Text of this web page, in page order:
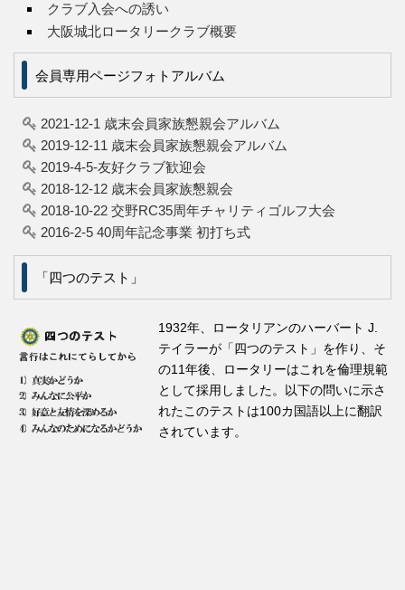
クラブ入会への誘い
大阪城北ロータリークラブ概要
会員専用ページフォトアルバム
2021-12-1 歳末会員家族懇親会アルバム
2019-12-11 歳末会員家族懇親会アルバム
2019-4-5-友好クラブ歓迎会
2018-12-12 歳末会員家族懇親会
2018-10-22 交野RC35周年チャリティゴルフ大会
2016-2-5 40周年記念事業 初打ち式
「四つのテスト」
1932年、ロータリアンのハーバート J.
テイラーが「四つのテスト」を作り、そ
の11年後、ロータリーはこれを倫理規範
として採用しました。以下の問いに示さ
れたこのテストは100カ国語以上に翻訳
されています。